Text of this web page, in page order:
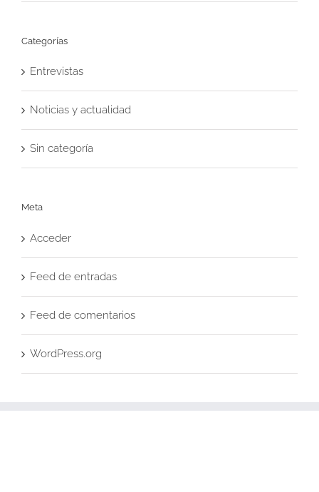
Categorías
Entrevistas
Noticias y actualidad
Sin categoría
Meta
Acceder
Feed de entradas
Feed de comentarios
WordPress.org